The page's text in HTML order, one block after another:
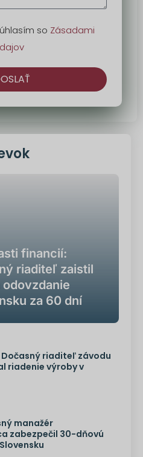
so Zásadami
financií:
riaditeľ zaistil
za 60 dní
riaditeľ závodu
riadenie výroby v
manažér
zabezpečil 30-dňovú